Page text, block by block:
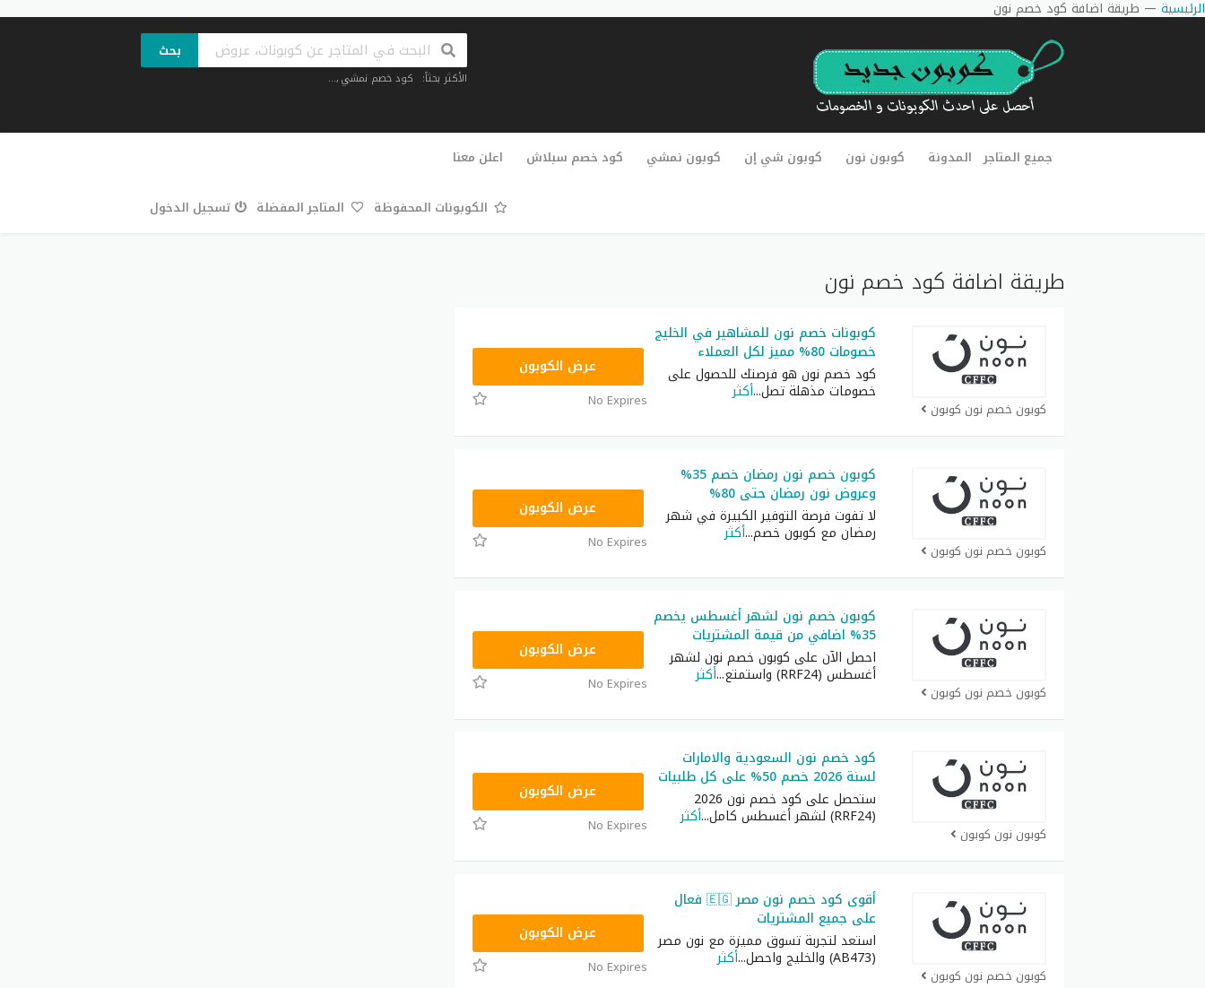
الرئيسية — طريقة اضافة كود خصم نون
بحث
الأكثر بحثاً: كود خصم نمشي,...
تخطي
جميع المتاجر المدونة كوبون نون كوبون شي إن كوبون نمشي كود خصم سبلاش اعلن معنا
الكوبونات المحفوظة المتاجر المفضلة تسجيل الدخول
طريقة اضافة كود خصم نون
كوبون خصم نون كوبون
كوبونات خصم نون للمشاهير في الخليج
خصومات 80% مميز لكل العملاء
كود خصم نون هو فرصتك للحصول على
خصومات مذهلة تصل...أكثر
RRF24عرض الكوبون
No Expires
كوبون خصم نون كوبون
كوبون خصم نون رمضان خصم 35%
وعروض نون رمضان حتى 80%
لا تفوت فرصة التوفير الكبيرة في شهر
رمضان مع كوبون خصم...أكثر
RRF24عرض الكوبون
No Expires
كوبون خصم نون كوبون
كوبون خصم نون لشهر أغسطس يخصم
35% اضافي من قيمة المشتريات
احصل الآن على كوبون خصم نون لشهر
أغسطس (RRF24) واستمتع ...أكثر
RRF24عرض الكوبون
No Expires
كوبون نون كوبون
كود خصم نون السعودية والامارات
لسنة 2026 خصم 50% على كل طلبيات
ستحصل على كود خصم نون 2026
(RRF24) لشهر أغسطس كامل ...أكثر
RRF24عرض الكوبون
No Expires
كوبون خصم نون كوبون
أقوى كود خصم نون مصر 🇪🇬 فعال
على جميع المشتريات
استعد لتجربة تسوق مميزة مع نون مصر
(AB473) والخليج واحصل ...أكثر
AB473عرض الكوبون
No Expires